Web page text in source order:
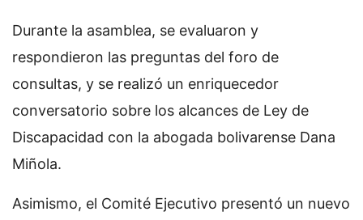
Durante la asamblea, se evaluaron y
respondieron las preguntas del foro de
consultas, y se realizó un enriquecedor
conversatorio sobre los alcances de Ley de
Discapacidad con la abogada bolivarense Dana
Miñola.
Asimismo, el Comité Ejecutivo presentó un nuevo